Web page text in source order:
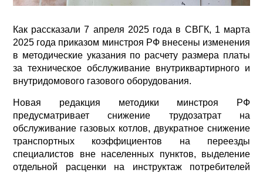
Как рассказали 7 апреля 2025 года в СВГК, 1 марта
2025 года приказом минстроя РФ внесены изменения
в методические указания по расчету размера платы
за техническое обслуживание внутриквартирного и
внутридомового газового оборудования.
Новая редакция методики минстроя РФ
предусматривает снижение трудозатрат на
обслуживание газовых котлов, двукратное снижение
транспортных коэффициентов на переезды
специалистов вне населенных пунктов, выделение
отдельной расценки на инструктаж потребителей